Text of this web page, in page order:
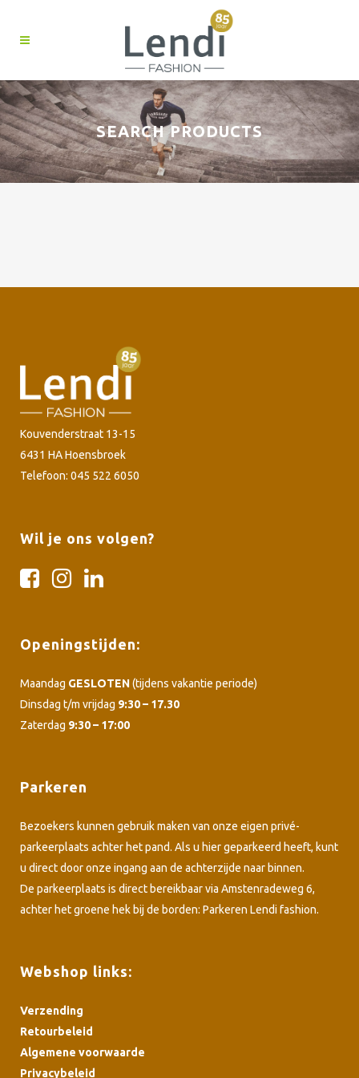
SEARCH PRODUCTS
Kouvenderstraat 13-15
6431 HA Hoensbroek
Telefoon: 045 522 6050
Wil je ons volgen?
Openingstijden:
Maandag GESLOTEN(tijdens vakantie periode)
Dinsdag t/m vrijdag 9:30 – 17.30
Zaterdag 9:30 – 17:00
Parkeren
Bezoekers kunnen gebruik maken van onze eigen privé-
parkeerplaats achter het pand. Als u hier geparkeerd heeft, kunt
u direct door onze ingang aan de achterzijde naar binnen.
De parkeerplaats is direct bereikbaar via Amstenradeweg 6,
achter het groene hek bij de borden: Parkeren Lendi fashion.
Webshop links:
Verzending
Retourbeleid
Algemene voorwaarde
Privacybeleid